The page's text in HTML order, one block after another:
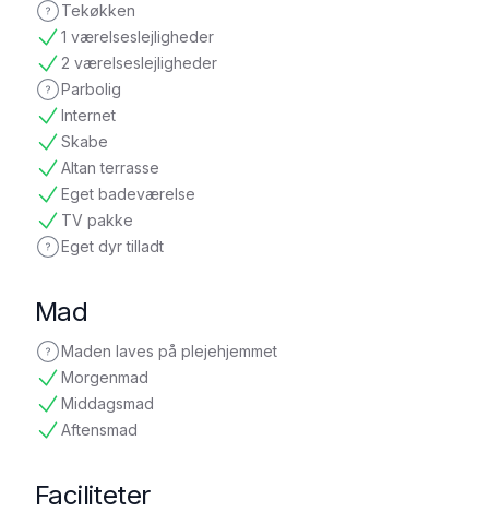
Tekøkken
ikke oplyst
1 værelseslejligheder
tilgængelig
2 værelseslejligheder
tilgængelig
Parbolig
ikke oplyst
Internet
tilgængelig
Skabe
tilgængelig
Altan terrasse
tilgængelig
Eget badeværelse
tilgængelig
TV pakke
tilgængelig
Eget dyr tilladt
ikke oplyst
Mad
Maden laves på plejehjemmet
ikke oplyst
Morgenmad
tilgængelig
Middagsmad
tilgængelig
Aftensmad
tilgængelig
Faciliteter